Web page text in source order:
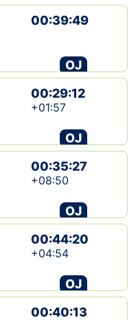
00:39:49
OJ
00:29:12
+01:57
OJ
00:35:27
+08:50
OJ
00:44:20
+04:54
OJ
00:40:13